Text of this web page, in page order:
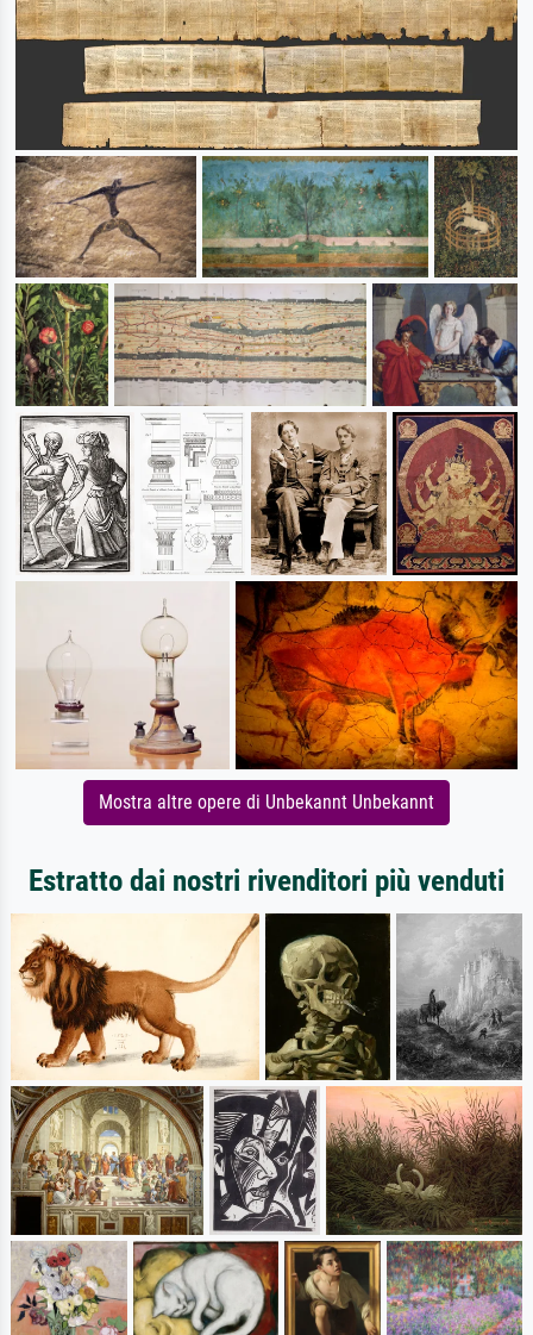
Mostra altre opere di Unbekannt Unbekannt
Estratto dai nostri rivenditori più venduti